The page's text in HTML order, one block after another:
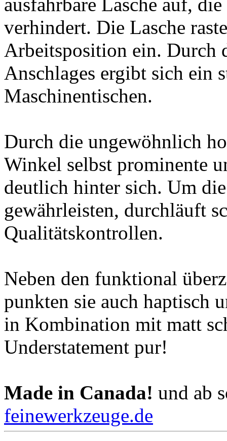
ausfahrbare Lasche auf,
verhindert. Die Lasche
Arbeitsposition ein. Durch
Anschlages ergibt sich ein
Maschinentischen.
Durch die ungewöhnlich
Winkel selbst prominente
deutlich hinter sich. Um
gewährleisten, durchläuft
Qualitätskontrollen.
Neben den funktional
punkten sie auch haptisch
in Kombination mit matt
Understatement pur!
Made in Canada! und ab
feinewerkzeuge.de